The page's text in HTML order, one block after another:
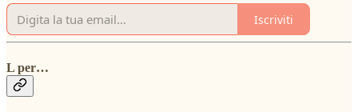
Iscriviti
L per…